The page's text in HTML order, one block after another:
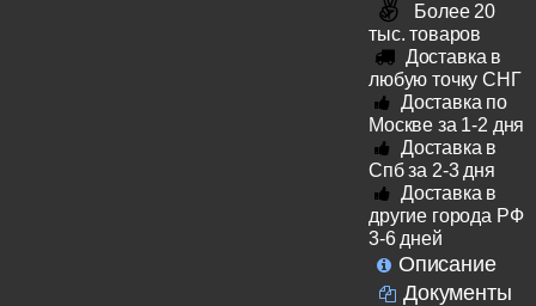
Более 20
тыс. товаров
Доставка в
любую точку СНГ
Доставка по
Москве за 1-2 дня
Доставка в
Спб за 2-3 дня
Доставка в
другие города РФ
3-6 дней
Описание
Документы